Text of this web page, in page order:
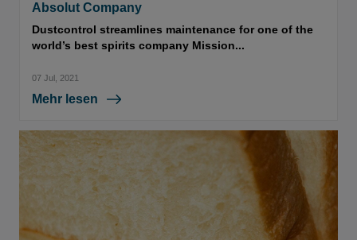
Absolut Company
Dustcontrol streamlines maintenance for one of the
world’s best spirits company Mission...
07 Jul, 2021
Mehr lesen